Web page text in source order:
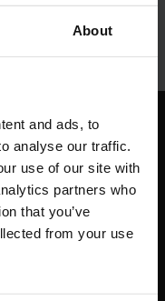
About
and ads, to
analyse our traffic.
use of our site with
partners who
that you’ve
from your use